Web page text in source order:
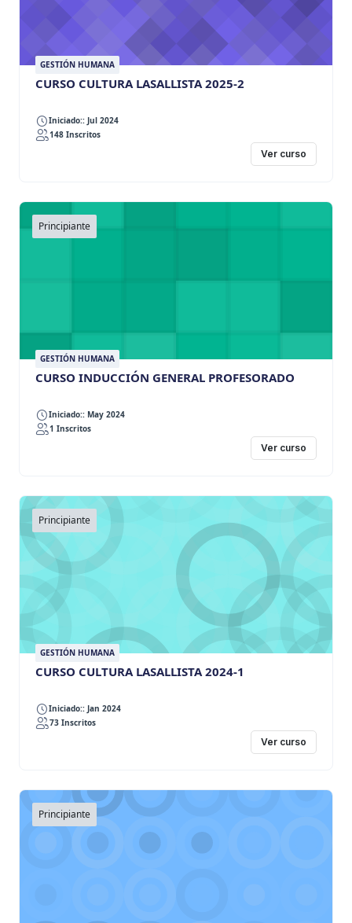
GESTIÓN HUMANA
CURSO CULTURA LASALLISTA 2025-2
Iniciado:: Jul 2024
148 Inscritos
Ver curso
Principiante
GESTIÓN HUMANA
CURSO INDUCCIÓN GENERAL PROFESORADO
Iniciado:: May 2024
1 Inscritos
Ver curso
Principiante
GESTIÓN HUMANA
CURSO CULTURA LASALLISTA 2024-1
Iniciado:: Jan 2024
73 Inscritos
Ver curso
Principiante